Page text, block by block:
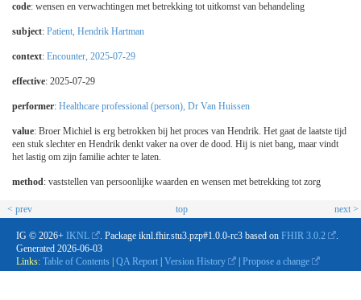
code: wensen en verwachtingen met betrekking tot uitkomst van behandeling
subject: Patient, Hendrik Hartman
context: Encounter, 2025-07-29
effective: 2025-07-29
performer: Healthcare professional (person), Dr Van Huissen
value: Broer Michiel is erg betrokken bij het proces van Hendrik. Het gaat de laatste tijd
een stuk slechter en Hendrik denkt vaker na over de dood. Hij is niet bang, maar vindt
het lastig om zijn familie achter te laten.
method: vaststellen van persoonlijke waarden en wensen met betrekking tot zorg
< prev top next >
IG © 2026+ IKNL . Package iknl.fhir.stu3.pzp#1.0.0-rc3 based on FHIR 3.0.2
.
Generated 2026-06-03
Links: Table of Contents QA Report Version History Propose a change